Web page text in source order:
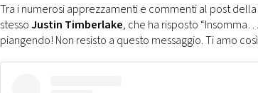
Tra i numerosi apprezzamenti e commenti al post
stessoJustin Timberlake, che ha risposto
piangendo! Non resisto a questo messaggio. Ti amo